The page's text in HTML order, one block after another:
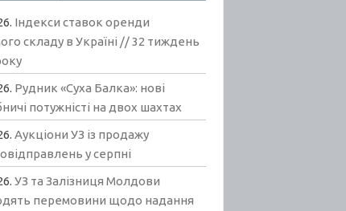
Індекси ставок оренди
складу в Україні // 32 тиждень
Рудник «Суха Балка»: нові
потужністі на двох шахтах
Аукціони УЗ із продажу
у серпні
УЗ та Залізниця Молдови
перемовини щодо надання